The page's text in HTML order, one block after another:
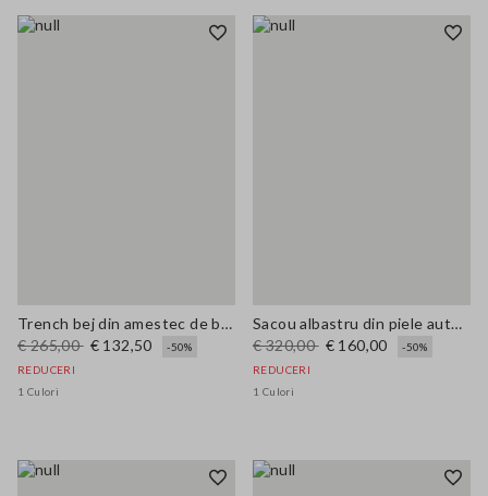
Trench bej din amestec de bumbac elastic, croială supra-dimensionată
€ 265,00 € 132,50
-50%
REDUCERI
1 Culori
Sacou albastru din piele autentică, croială regular
€ 320,00 € 160,00
-50%
REDUCERI
1 Culori